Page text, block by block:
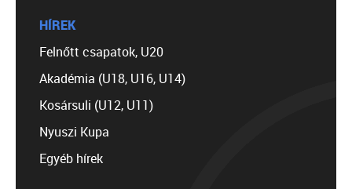
HÍREK
Felnőtt csapatok, U20
Akadémia (U18, U16, U14)
Kosársuli (U12, U11)
Nyuszi Kupa
Egyéb hírek